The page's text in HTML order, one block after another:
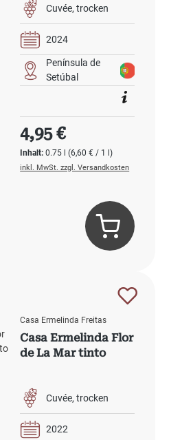
Cuvée trocken
2024
Península de
Setúbal
Inhalt:0.75 l(6,60 € / 1 l)
Regulärer Preis:
4,95 €
inkl. MwSt. zzgl. Versandkosten
Casa Ermelinda Freitas
Casa Ermelinda Flor
de La Mar tinto
Cuvée trocken
2022